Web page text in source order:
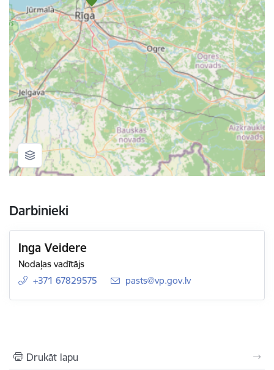
Darbinieki
Inga Veidere
Nodaļas vadītājs
+371 67829575
E-pasts:
pasts@vp.gov.lv
Drukāt lapu